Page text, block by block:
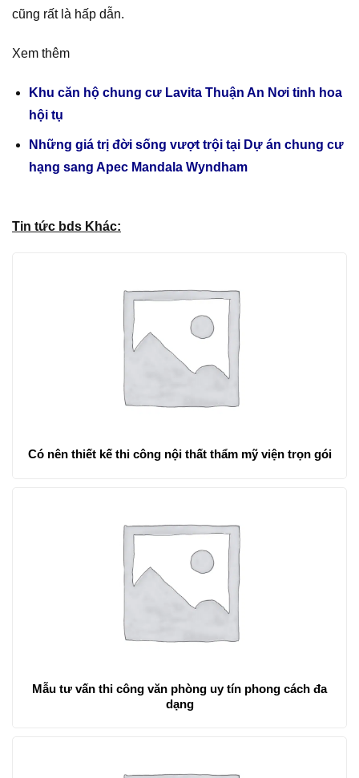
cũng rất là hấp dẫn.
Xem thêm
Khu căn hộ chung cư Lavita Thuận An Nơi tinh hoa
hội tụ
Những giá trị đời sống vượt trội tại Dự án chung cư
hạng sang Apec Mandala Wyndham
Tin tức bds Khác:
Có nên thiết kế thi công nội thất thẩm mỹ viện trọn gói
Mẫu tư vấn thi công văn phòng uy tín phong cách đa
dạng